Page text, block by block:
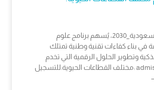
تماشيًا مع تطلعات #رؤية_السعودية_2030، يُسهم برنامج علوم
بناء كفاءات تقنية وطنية تمتلك
وتطوير الحلول الرقمية التي تخدم
مختلف القطاعات الحيوية.للتسجيل: admission.um.edu.sa/registra…